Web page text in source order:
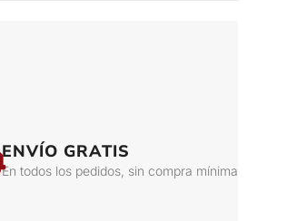
ENVÍO GRATIS
En todos los pedidos, sin compra mínima